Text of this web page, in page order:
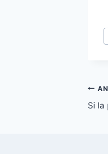
Si la